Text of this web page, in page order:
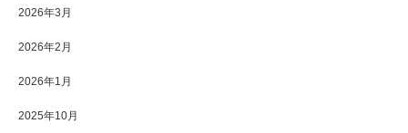
2026年3月
2026年2月
2026年1月
2025年10月